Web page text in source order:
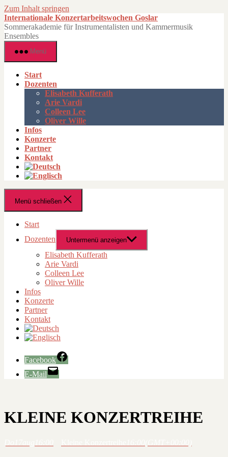
Zum Inhalt springen
Internationale Konzertarbeitswochen Goslar
Sommerakademie für Instrumentalisten und Kammermusik
Ensembles
Menü
Start
Dozenten
Elisabeth Kufferath
Arie Vardi
Colleen Lee
Oliver Wille
Infos
Konzerte
Partner
Kontakt
Menü schließen
Start
Dozenten
Untermenü anzeigen
Elisabeth Kufferath
Arie Vardi
Colleen Lee
Oliver Wille
Infos
Konzerte
Partner
Kontakt
Facebook
E-Mail
KLEINE KONZERTREIHE